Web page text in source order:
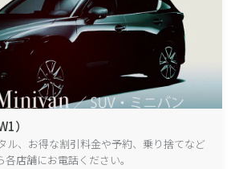
）
ル、お得な割引料金や予約、乗り捨てなど
店舗にお電話ください。